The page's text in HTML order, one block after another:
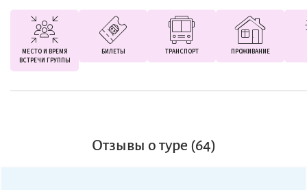
МЕСТО И ВРЕМЯ
ВСТРЕЧИ ГРУППЫ
БИЛЕТЫ ТРАНСПОРТ ПРОЖИВАНИЕ
Отзывы о туре (64)